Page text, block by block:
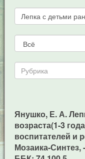
Янушко, Е. А.
возраста(1-3
воспитателей и
Мозаика-Синтез,